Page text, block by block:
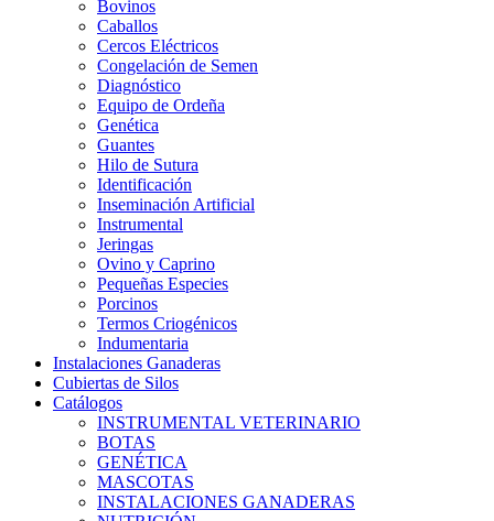
Bovinos
Caballos
Cercos Eléctricos
Congelación de Semen
Diagnóstico
Equipo de Ordeña
Genética
Guantes
Hilo de Sutura
Identificación
Inseminación Artificial
Instrumental
Jeringas
Ovino y Caprino
Pequeñas Especies
Porcinos
Termos Criogénicos
Indumentaria
Instalaciones Ganaderas
Cubiertas de Silos
Catálogos
INSTRUMENTAL VETERINARIO
BOTAS
GENÉTICA
MASCOTAS
INSTALACIONES GANADERAS